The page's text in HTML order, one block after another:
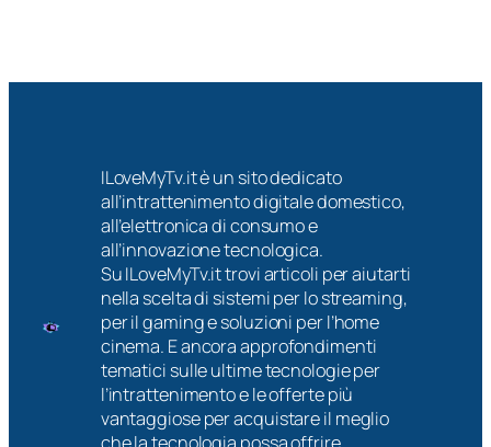
ILoveMyTv.it è un sito dedicato
all’intrattenimento digitale domestico,
all’elettronica di consumo e
all’innovazione tecnologica.
Su ILoveMyTv.it trovi articoli per aiutarti
nella scelta di sistemi per lo streaming,
per il gaming e soluzioni per l’home
cinema. E ancora approfondimenti
tematici sulle ultime tecnologie per
l’intrattenimento e le offerte più
vantaggiose per acquistare il meglio